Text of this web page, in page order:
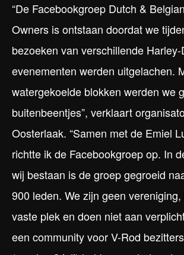
“De Facebookgroep Dutch &
Owners is ontstaan doordat we
bezoeken van verschillende
evenementen werden uitgelachen.
watergekoelde blokken werden we
buitenbeentjes”, verklaart
Oosterlaak. “Samen met de Emiel
richtte ik de Facebookgroep op. In
wij bestaan is de groep gegroeid
900 leden. We zijn geen
vaste plek en doen niet aan
een community voor V-Rod